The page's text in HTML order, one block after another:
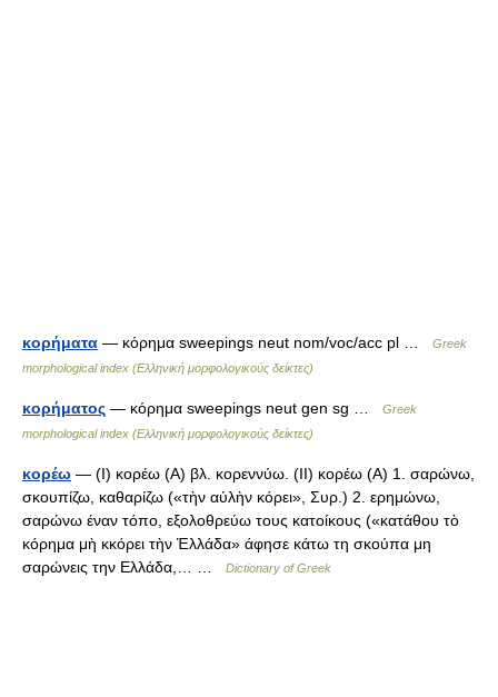
κορήματα — κόρημα sweepings neut nom/voc/acc pl …
Greek
morphological index (Ελληνική μορφολογικούς δείκτες)
κορήματος — κόρημα sweepings neut gen sg …
Greek
morphological index (Ελληνική μορφολογικούς δείκτες)
κορέω — (I) κορέω (Α) βλ. κορεννύω. (II) κορέω (Α) 1. σαρώνω,
σκουπίζω, καθαρίζω («τὴν αὐλὴν κόρει», Συρ.) 2. ερημώνω,
σαρώνω έναν τόπο, εξολοθρεύω τους κατοίκους («κατάθου τὸ
κόρημα μὴ κκόρει τὴν Ἑλλάδα» άφησε κάτω τη σκούπα μη
σαρώνεις την Ελλάδα,… …
Dictionary of Greek